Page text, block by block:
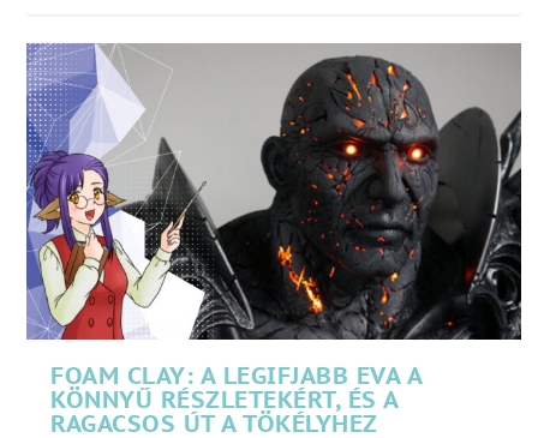
FOAM CLAY: A LEGIFJABB EVA A
KÖNNYŰ RÉSZLETEKÉRT, ÉS A
RAGACSOS ÚT A TÖKÉLYHEZ